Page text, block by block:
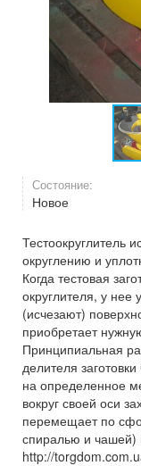
Состояние:
Новое
Тестоокруглитель
округлению и
Когда тестовая
округлителя, у нее
(исчезают)
приобретает
Принципиальная
делителя
на определенное
вокруг своей оси
перемещает по
спиралью и чашей)
http://